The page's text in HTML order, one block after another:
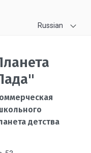
Russian
детства